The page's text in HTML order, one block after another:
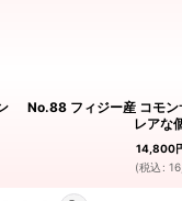
No.88 フィジー産 コモ
レアな
14,800
(税込 :